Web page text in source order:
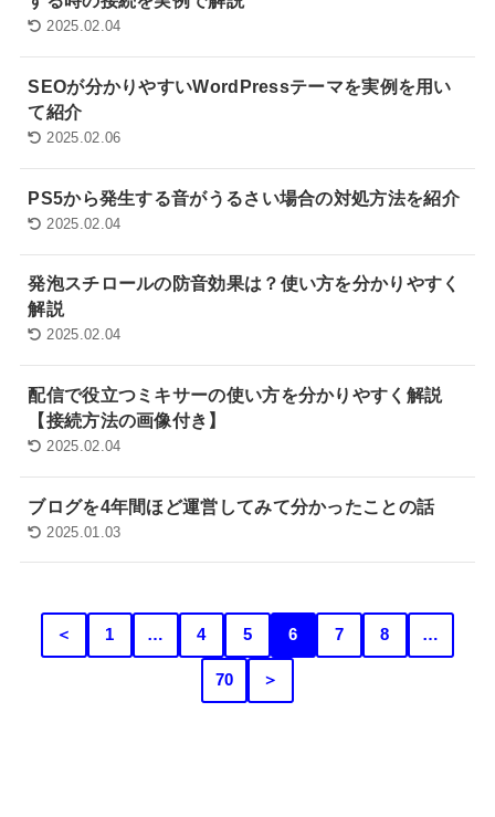
2025.02.04
SEOが分かりやすいWordPressテーマを実例を用い
て紹介
2025.02.06
PS5から発生する音がうるさい場合の対処方法を紹介
2025.02.04
発泡スチロールの防音効果は？使い方を分かりやすく
解説
2025.02.04
配信で役立つミキサーの使い方を分かりやすく解説
【接続方法の画像付き】
2025.02.04
ブログを4年間ほど運営してみて分かったことの話
2025.01.03
＜ 1 … 4 5 6 7 8 …
70 ＞